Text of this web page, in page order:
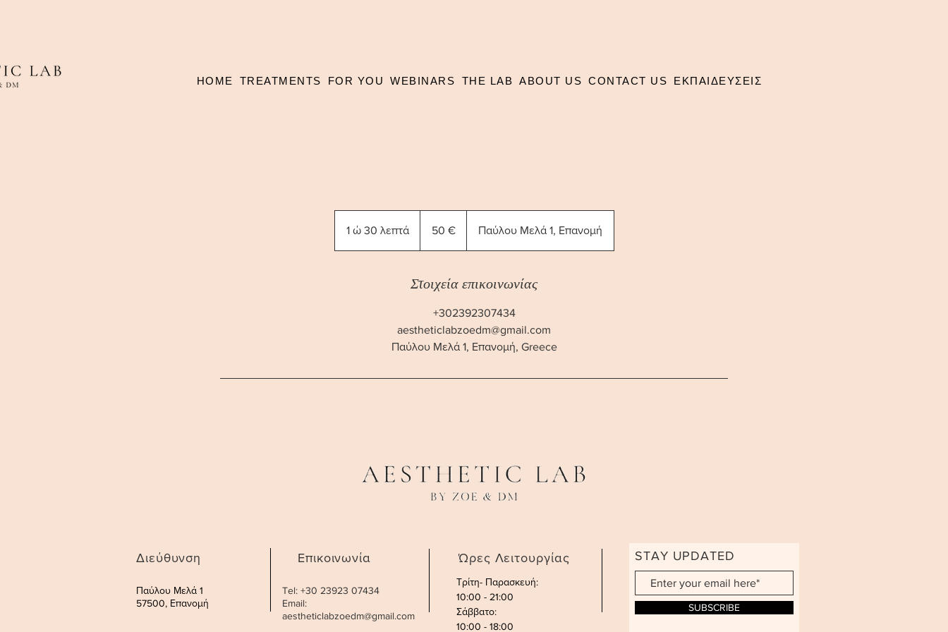
HOME TREATMENTS FOR YOU WEBINARS THE LAB ABOUT US CONTACT US ΕΚΠΑΙΔΕΥΣΕΙΣ
1 ώ 30 λεπτά1
λ
τ
ά
50 € Παύλου Μελά 1, Επανομή
Στοιχεία επικοινωνίας
+302392307434
aestheticlabzoedm@gmail.com
Παύλου Μελά 1, Επανομή, Greece
Διεύθυνση
Παύλου Μελά 1
57500, Επανομή
Επικοινωνία
Tel: +30 23923 07434
Email:
aestheticlabzoedm@gmail.com
Ώρες Λειτουργίας
Τρίτη- Παρασκευή:
10:00 - 21:00
Σάββατο:
10:00 - 18:00
STAY UPDATED
SUBSCRIBE